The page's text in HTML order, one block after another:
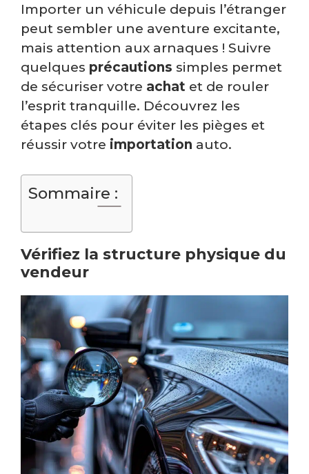
Importer un véhicule depuis l’étranger
peut sembler une aventure excitante,
mais attention aux arnaques ! Suivre
quelques précautions simples permet
de sécuriser votre achat et de rouler
l’esprit tranquille. Découvrez les
étapes clés pour éviter les pièges et
réussir votre importation auto.
Sommaire :
Vérifiez la structure physique du
vendeur